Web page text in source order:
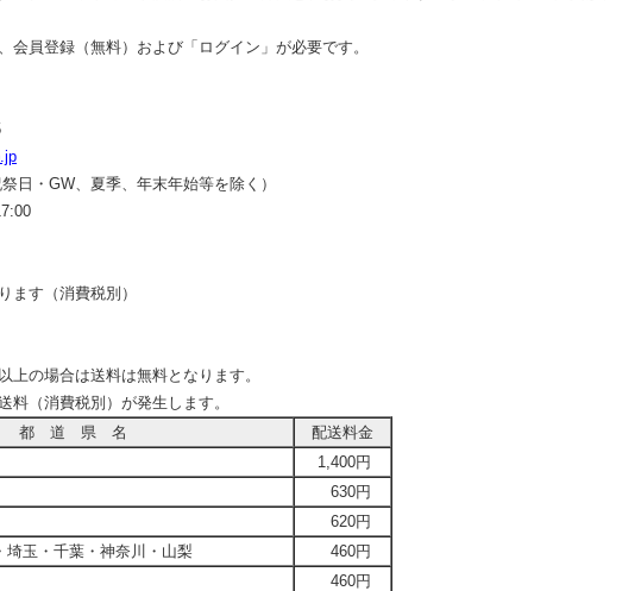
員登録（無料）および「ログイン」が必要です。
・GW、夏季、年末年始等を除く）
す（消費税別）
の場合は送料は無料となります。
（消費税別）が発生します。
都 道 県 名
配送料金
1,400円
630円
620円
玉・千葉・神奈川・山梨
460円
460円